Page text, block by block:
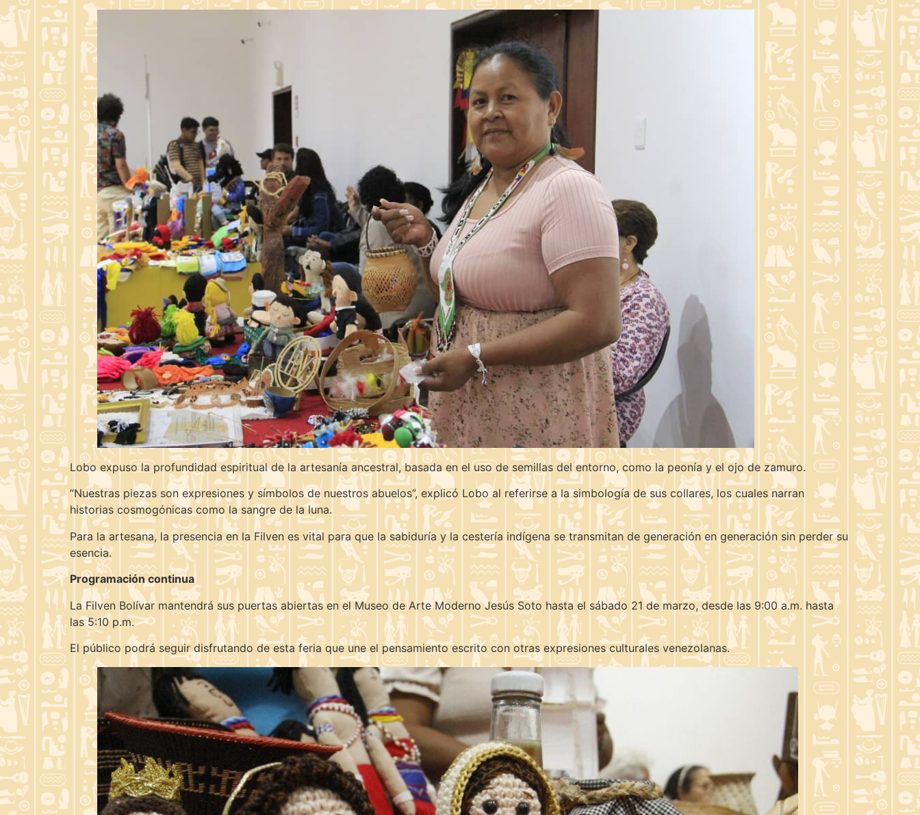
Lobo expuso la profundidad espiritual de la artesanía ancestral, basada en el uso de semillas del entorno, como la peonía y el ojo de zamuro.
“Nuestras piezas son expresiones y símbolos de nuestros abuelos”, explicó Lobo al referirse a la simbología de sus collares, los cuales narran
historias cosmogónicas como la sangre de la luna.
Para la artesana, la presencia en la Filven es vital para que la sabiduría y la cestería indígena se transmitan de generación en generación sin perder su
esencia.
Programación continua
La Filven Bolívar mantendrá sus puertas abiertas en el Museo de Arte Moderno Jesús Soto hasta el sábado 21 de marzo, desde las 9:00 a.m. hasta
las 5:10 p.m.
El público podrá seguir disfrutando de esta feria que une el pensamiento escrito con otras expresiones culturales venezolanas.